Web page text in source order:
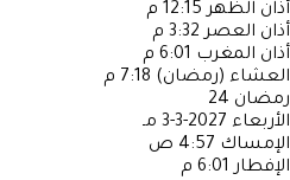
أذان الظهر 12:15 م
أذان العصر 3:32 م
أذان المغرب 6:01 م
العشاء (رمضان) 7:18 م
رمضان 24
الأربعاء 2027-3-3 مـ
الإمساك 4:57 ص
الإفطار 6:01 م